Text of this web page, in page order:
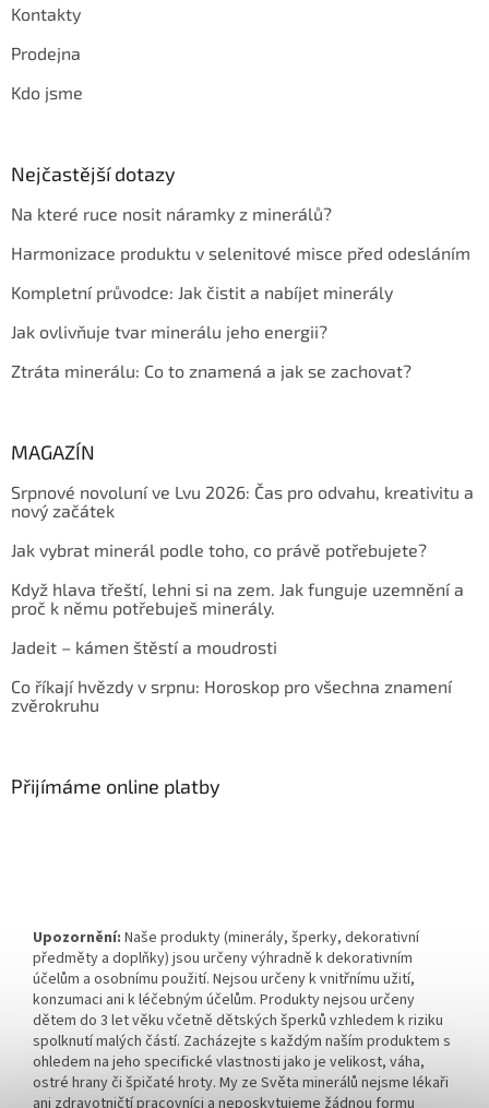
Kontakty
Prodejna
Kdo jsme
Nejčastější dotazy
Na které ruce nosit náramky z minerálů?
Harmonizace produktu v selenitové misce před odesláním
Kompletní průvodce: Jak čistit a nabíjet minerály
Jak ovlivňuje tvar minerálu jeho energii?
Ztráta minerálu: Co to znamená a jak se zachovat?
MAGAZÍN
Srpnové novoluní ve Lvu 2026: Čas pro odvahu, kreativitu a
nový začátek
Jak vybrat minerál podle toho, co právě potřebujete?
Když hlava třeští, lehni si na zem. Jak funguje uzemnění a
proč k němu potřebuješ minerály.
Jadeit – kámen štěstí a moudrosti
Co říkají hvězdy v srpnu: Horoskop pro všechna znamení
zvěrokruhu
Přijímáme online platby
Upozornění: Naše produkty (minerály, šperky, dekorativní
předměty a doplňky) jsou určeny výhradně k dekorativním
účelům a osobnímu použití. Nejsou určeny k vnitřnímu užití,
konzumaci ani k léčebným účelům. Produkty nejsou určeny
dětem do 3 let věku včetně dětských šperků vzhledem k riziku
spolknutí malých částí. Zacházejte s každým naším produktem s
ohledem na jeho specifické vlastnosti jako je velikost, váha,
ostré hrany či špičaté hroty. My ze Světa minerálů nejsme lékaři
ani zdravotničtí pracovníci a neposkytujeme žádnou formu